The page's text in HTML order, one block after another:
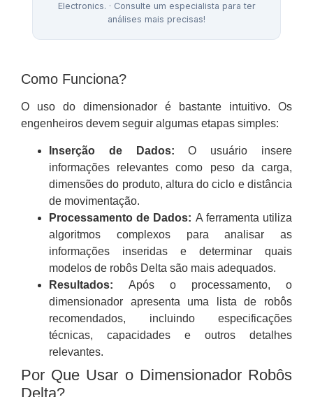
Electronics. · Consulte um especialista para ter
análises mais precisas!
Como Funciona?
O uso do dimensionador é bastante intuitivo. Os
engenheiros devem seguir algumas etapas simples:
Inserção de Dados: O usuário insere
informações relevantes como peso da carga,
dimensões do produto, altura do ciclo e distância
de movimentação.
Processamento de Dados: A ferramenta utiliza
algoritmos complexos para analisar as
informações inseridas e determinar quais
modelos de robôs Delta são mais adequados.
Resultados: Após o processamento, o
dimensionador apresenta uma lista de robôs
recomendados, incluindo especificações
técnicas, capacidades e outros detalhes
relevantes.
Por Que Usar o Dimensionador Robôs
Delta?